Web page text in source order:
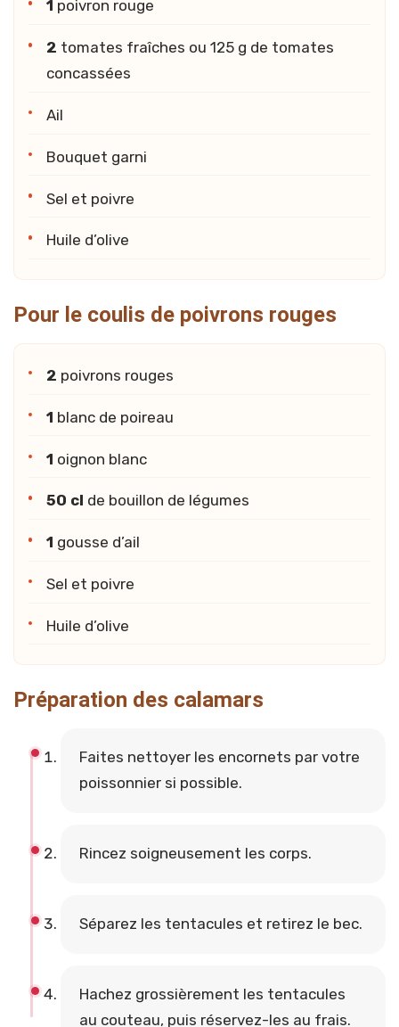
1 poivron rouge
2 tomates fraîches ou 125 g de tomates
concassées
Ail
Bouquet garni
Sel et poivre
Huile d’olive
Pour le coulis de poivrons rouges
2 poivrons rouges
1 blanc de poireau
1 oignon blanc
50 cl de bouillon de légumes
1 gousse d’ail
Sel et poivre
Huile d’olive
Préparation des calamars
Faites nettoyer les encornets par votre
poissonnier si possible.
Rincez soigneusement les corps.
Séparez les tentacules et retirez le bec.
Hachez grossièrement les tentacules
au couteau, puis réservez-les au frais.